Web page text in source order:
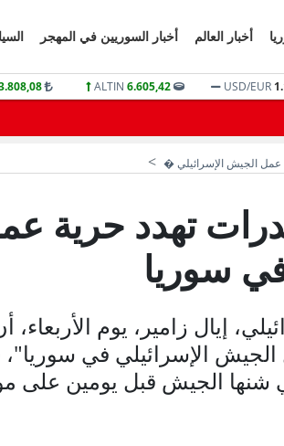
أخبار العالم أخبار السوريين في المهجر
USD/EUR
ALTIN 6.605,42
انفجارات تهز
عمل الجيش الإسرائيلي �
تهدد حرية
سوريا
إيال زامير، يوم الأربعاء،
الإسرائيلي في
شنها الجيش قبل يومين على